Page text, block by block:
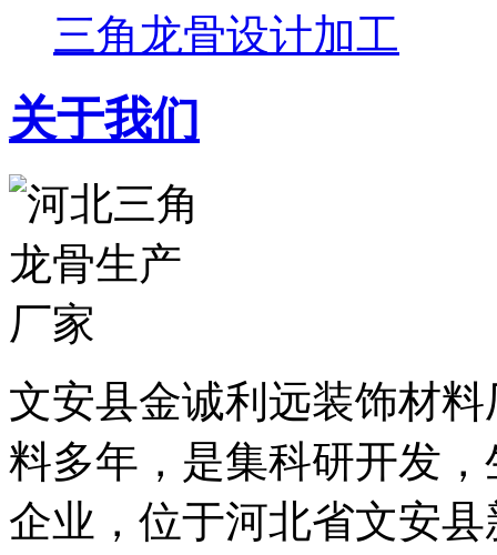
三角龙骨设计加工
关于我们
文安县金诚利远装饰材
料多年，是集科研开发
企业，位于河北省文安